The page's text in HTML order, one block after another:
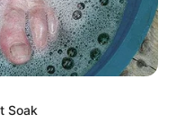
Mute
Soak